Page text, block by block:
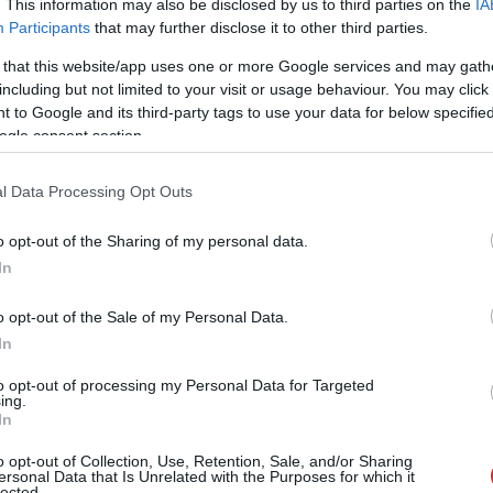
This information may also be disclosed by us to third parties on the
Participants that may further disclose it to other third parties.
that this website/app uses one or more Google services and may
but not limited to your visit or usage behaviour. You may
to Google and its third-party tags to use your data for below
consent section.
Data Processing Opt Outs
opt-out of the Sharing of my personal data.
opt-out of the Sale of my Personal Data.
opt-out of processing my Personal Data for Targeted
opt-out of Collection, Use, Retention, Sale, and/or Sharing
Data that Is Unrelated with the Purposes for which it
reize, kad Lielbritānijas premjerministrs ir
uz Ukrainu britu miera uzturēšanas spēkus. Viņa
Parīzē gaidāmās Eiropas līderu sanāksmes.
lomu, lai paātrinātu darbu pie drošības
ietver nepārtrauktu atbalstu Ukrainas
Karaliste jau ir apņēmusies piešķirt trīs
raksta Stārmers. “Tas nozīmē arī
Ukrainas drošības garantiju nodrošināšanā,
pašu karaspēku.”